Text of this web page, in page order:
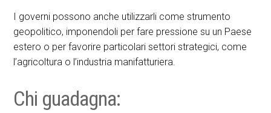
I governi possono anche utilizzarli come strumento
geopolitico, imponendoli per fare pressione su un Paese
estero o per favorire particolari settori strategici, come
l’agricoltura o l’industria manifatturiera.
Chi guadagna: